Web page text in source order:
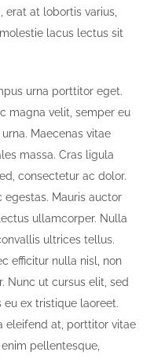
erat at lobortis varius,
lacus lectus sit
urna porttitor eget.
magna velit, semper eu
Maecenas vitae
massa. Cras ligula
consectetur ac dolor.
egestas. Mauris auctor
ullamcorper. Nulla
ultrices tellus.
efficitur nulla nisl, non
Nunc ut cursus elit, sed
eu ex tristique laoreet.
eleifend at, porttitor vitae
pellentesque,